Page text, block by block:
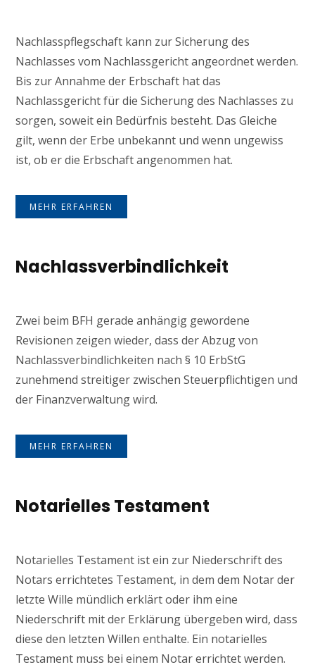
Nachlasspflegschaft kann zur Sicherung des
Nachlasses vom Nachlassgericht angeordnet werden.
Bis zur Annahme der Erbschaft hat das
Nachlassgericht für die Sicherung des Nachlasses zu
sorgen, soweit ein Bedürfnis besteht. Das Gleiche
gilt, wenn der Erbe unbekannt und wenn ungewiss
ist, ob er die Erbschaft angenommen hat.
MEHR ERFAHREN
Nachlassverbindlichkeit
Zwei beim BFH gerade anhängig gewordene
Revisionen zeigen wieder, dass der Abzug von
Nachlassverbindlichkeiten nach § 10 ErbStG
zunehmend streitiger zwischen Steuerpflichtigen und
der Finanzverwaltung wird.
MEHR ERFAHREN
Notarielles Testament
Notarielles Testament ist ein zur Niederschrift des
Notars errichtetes Testament, in dem dem Notar der
letzte Wille mündlich erklärt oder ihm eine
Niederschrift mit der Erklärung übergeben wird, dass
diese den letzten Willen enthalte. Ein notarielles
Testament muss bei einem Notar errichtet werden.